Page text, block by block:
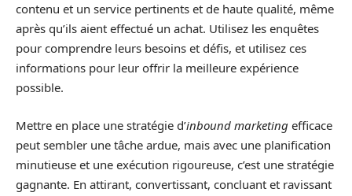
contenu et un service pertinents et de haute qualité, même
après qu’ils aient effectué un achat. Utilisez les enquêtes
pour comprendre leurs besoins et défis, et utilisez ces
informations pour leur offrir la meilleure expérience
possible.
Mettre en place une stratégie d’inbound marketing efficace
peut sembler une tâche ardue, mais avec une planification
minutieuse et une exécution rigoureuse, c’est une stratégie
gagnante. En attirant, convertissant, concluant et ravissant